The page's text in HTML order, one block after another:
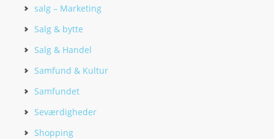
salg – Marketing
Salg & bytte
Salg & Handel
Samfund & Kultur
Samfundet
Seværdigheder
Shopping